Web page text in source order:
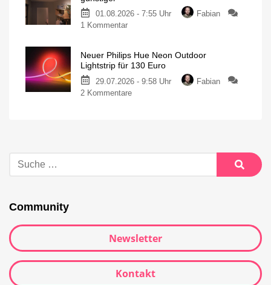
01.08.2026 - 7:55 Uhr
Fabian
1 Kommentar
Neuer Philips Hue Neon Outdoor
Lightstrip für 130 Euro
29.07.2026 - 9:58 Uhr
Fabian
2 Kommentare
Community
Newsletter
Kontakt